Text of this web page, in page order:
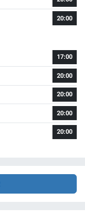
20:00
17:00
20:00
20:00
20:00
20:00